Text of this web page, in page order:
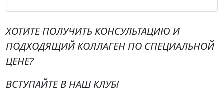
ХОТИТЕ ПОЛУЧИТЬ КОНСУЛЬТАЦИЮ И
ПОДХОДЯЩИЙ КОЛЛАГЕН ПО СПЕЦИАЛЬНОЙ
ЦЕНЕ?
ВСТУПАЙТЕ В НАШ КЛУБ!